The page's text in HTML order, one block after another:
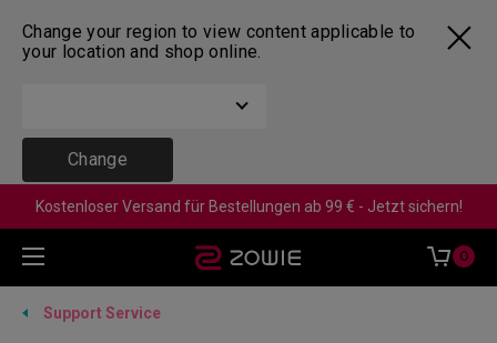
Change your region to view content applicable to
your location and shop online.
Change
Kostenloser Versand für Bestellungen ab 99 € - Jetzt sichern!
0
Support Service